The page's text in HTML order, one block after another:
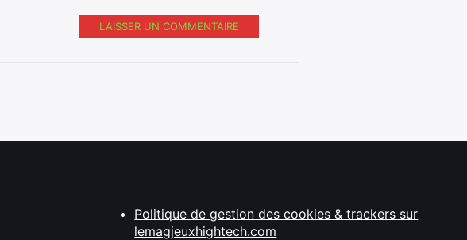
LAISSER UN COMMENTAIRE
Politique de gestion des cookies & trackers sur
lemagjeuxhightech.com